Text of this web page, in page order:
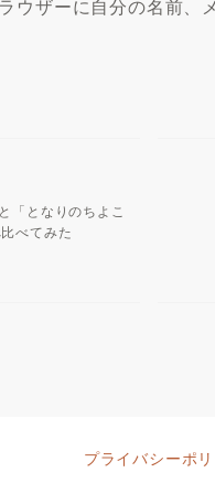
ウザーに自分の名前、
「となりのちよこ
べてみた
プライバシーポ